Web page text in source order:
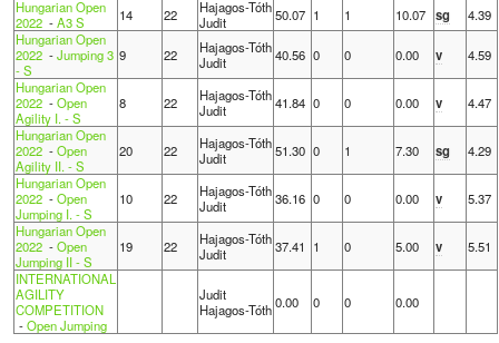
Hungarian Open
2022-A3 S 14 22
Hajagos-Tóth
Judit
50.07 1 1 10.07 sg
4.39
Hungarian Open
2022-Jumping 3
- S
9 22
Hajagos-Tóth
Judit
40.56 0 0 0.00 v
4.59
Hungarian Open
2022-Open
Agility I. - S
8 22
Hajagos-Tóth
Judit
41.84 0 0 0.00 v
4.47
Hungarian Open
2022-Open
Agility II. - S
20 22
Hajagos-Tóth
Judit
51.30 0 1 7.30 sg
4.29
Hungarian Open
2022-Open
Jumping I. - S
10 22
Hajagos-Tóth
Judit
36.16 0 0 0.00 v
5.37
Hungarian Open
2022-Open
Jumping II - S
19 22
Hajagos-Tóth
Judit
37.41 1 0 5.00 v
5.51
INTERNATIONAL
AGILITY
COMPETITION
-Open Jumping
Judit
Hajagos-Tóth 0.00 0 0 0.00